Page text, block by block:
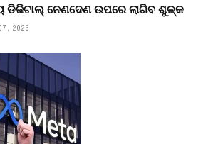
ନେଣଦେଣ ଉପରେ ଲାଗିବ ଶୁଳ୍କ
2026